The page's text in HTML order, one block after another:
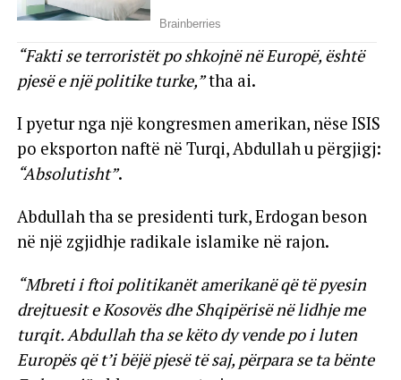
“Fakti se terroristët po shkojnë në Europë, është
pjesë e një politike turke,”tha ai.
I pyetur nga një kongresmen amerikan, nëse ISIS
po eksporton naftë në Turqi, Abdullah u përgjigj:
“Absolutisht”.
Abdullah tha se presidenti turk, Erdogan beson
në një zgjidhje radikale islamike në rajon.
“Mbreti i ftoi politikanët amerikanë që të pyesin
drejtuesit e Kosovës dhe Shqipërisë në lidhje me
turqit. Abdullah tha se këto dy vende po i luten
Europës që t’i bëjë pjesë të saj, përpara se ta bënte